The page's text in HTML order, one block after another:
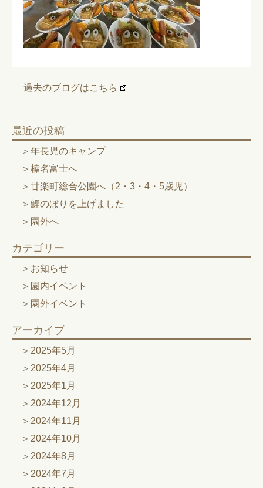
過去のブログはこちら
最近の投稿
年長児のキャンプ
榛名富士へ
甘楽町総合公園へ（2・3・4・5歳児）
鯉のぼりを上げました
園外へ
カテゴリー
お知らせ
園内イベント
園外イベント
アーカイブ
2025年5月
2025年4月
2025年1月
2024年12月
2024年11月
2024年10月
2024年8月
2024年7月